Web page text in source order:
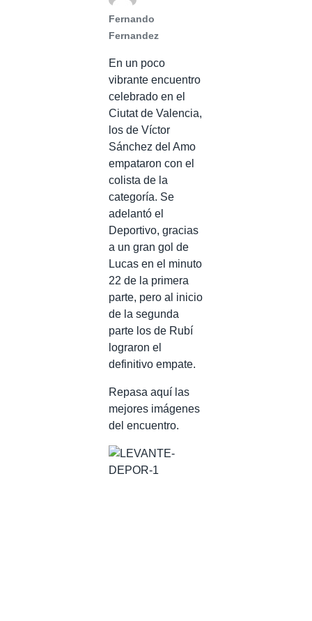
Fernando
Fernandez
En un poco
vibrante encuentro
celebrado en el
Ciutat de Valencia,
los de Víctor
Sánchez del Amo
empataron con el
colista de la
categoría. Se
adelantó el
Deportivo, gracias
a un gran gol de
Lucas en el minuto
22 de la primera
parte, pero al inicio
de la segunda
parte los de Rubí
lograron el
definitivo empate.
Repasa aquí las
mejores imágenes
del encuentro.